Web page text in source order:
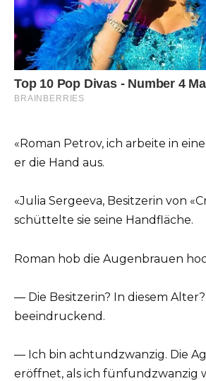
«Roman Petrov, ich arbeite in
er die Hand aus.
«Julia Sergeeva, Besitzerin von
schüttelte sie seine Handfläche.
Roman hob die Augenbrauen
— Die Besitzerin? In diesem Alter?
beeindruckend.
— Ich bin achtundzwanzig. Die
eröffnet, als ich fünfundzwanzig